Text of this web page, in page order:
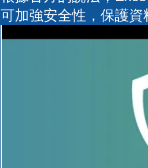
可加強安全性，保護